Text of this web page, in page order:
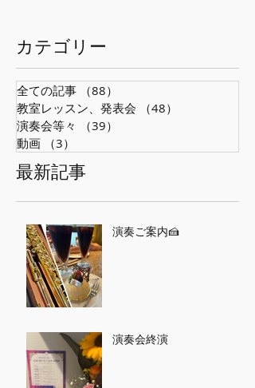
​カテゴリー
全ての記事 （88）
教室レッスン、発表会
（48）
演奏会等々
（39）
動画
（3）
最新記事
演奏ご案内🍰
演奏会終演